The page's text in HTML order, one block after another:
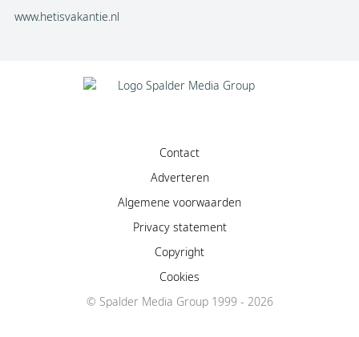
Facebook
www.hetisvakantie.nl
Contact
Adverteren
Algemene voorwaarden
Privacy statement
Copyright
Cookies
© Spalder Media Group 1999 - 2026